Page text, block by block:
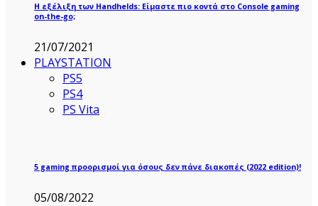
Η εξέλιξη των Handhelds: Είμαστε πιο κοντά στο Console gaming
on-the-go;
21/07/2021
PLAYSTATION
PS5
PS4
PS Vita
5 gaming προορισμοί για όσους δεν πάνε διακοπές (2022 edition)!
05/08/2022